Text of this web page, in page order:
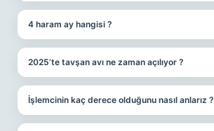
4 haram ay hangisi ?
2025’te tavşan avı ne zaman açılıyor ?
İşlemcinin kaç derece olduğunu nasıl anlarız ?